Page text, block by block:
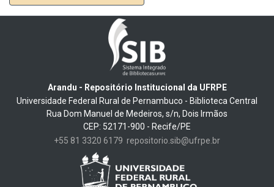
Arandu - Repositório Institucional da UFRPE
Universidade Federal Rural de Pernambuco - Biblioteca Central
Rua Dom Manuel de Medeiros, s/n, Dois Irmãos
CEP: 52171-900 - Recife/PE
+55 81 3320 6179 repositorio.sib@ufrpe.br